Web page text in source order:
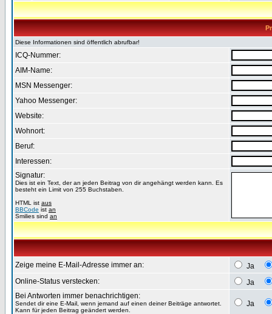
Diese Informationen sind öffentlich abrufbar!
ICQ-Nummer:
AIM-Name:
MSN Messenger:
Yahoo Messenger:
Website:
Wohnort:
Beruf:
Interessen:
Signatur:
Dies ist ein Text, der an jeden Beitrag von dir angehängt werden kann. Es
besteht ein Limit von 255 Buchstaben.
HTML ist aus
BBCode ist an
Smilies sind an
Zeige meine E-Mail-Adresse immer an:
Ja
Online-Status verstecken:
Ja
Bei Antworten immer benachrichtigen:
Sendet dir eine E-Mail, wenn jemand auf einen deiner Beiträge antwortet.
Kann für jeden Beitrag geändert werden.
Ja